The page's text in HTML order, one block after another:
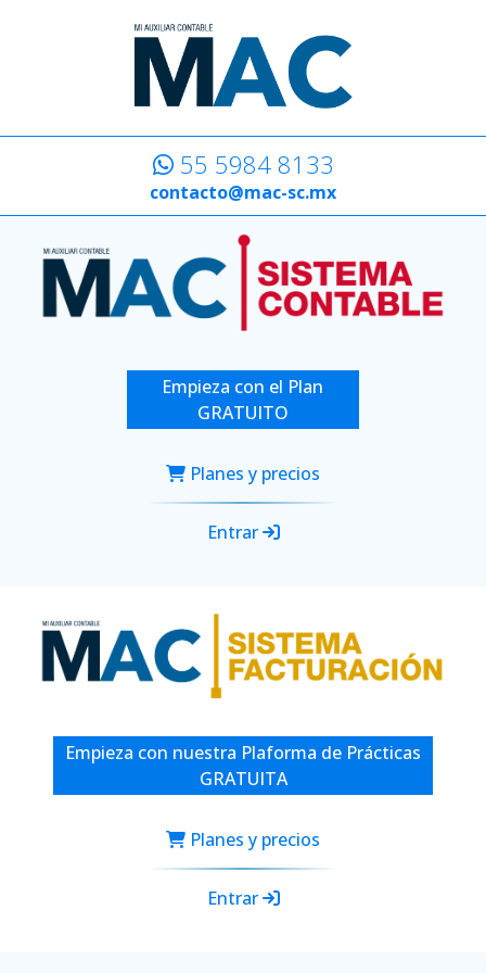
55 5984 8133
contacto@mac-sc.mx
Empieza con nuestra Plaforma de Prácticas
GRATUITA
Planes y precios
Entrar
Empieza con el Plan
GRATUITO
Planes y precios
Entrar